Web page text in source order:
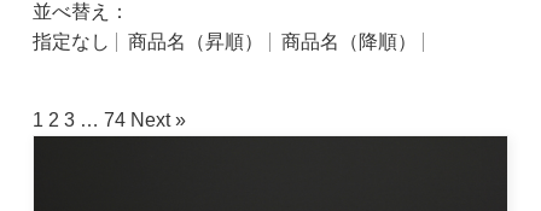
並べ替え：
指定なし
商品名（昇順） 商品名（降順）
1 2 3 … 74 Next »